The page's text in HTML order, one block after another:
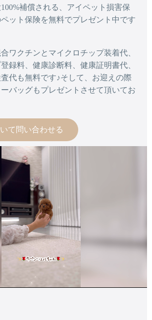
補償される、アイペット損害保
ット保険を無料でプレゼント中です
ワクチンとマイクロチップ装着代、
録料、健康診断料、健康証明書代、
代も無料です♪そして、お迎えの際
バッグもプレゼントさせて頂いてお
て問い合わせる